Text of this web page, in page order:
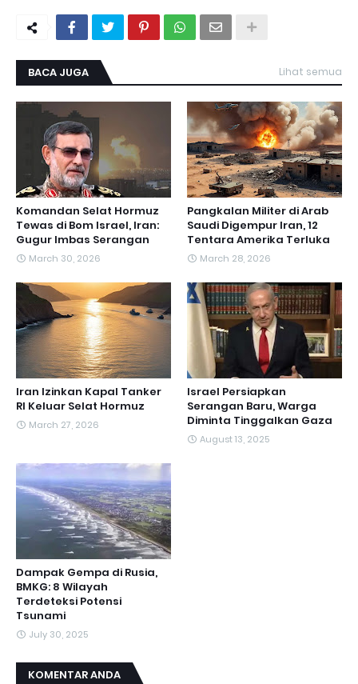
BACA JUGA Lihat semua
Komandan Selat Hormuz
Tewas di Bom Israel, Iran:
Gugur Imbas Serangan
March 30, 2026
Pangkalan Militer di Arab
Saudi Digempur Iran, 12
Tentara Amerika Terluka
March 28, 2026
Iran Izinkan Kapal Tanker
RI Keluar Selat Hormuz
March 27, 2026
Israel Persiapkan
Serangan Baru, Warga
Diminta Tinggalkan Gaza
August 13, 2025
Dampak Gempa di Rusia,
BMKG: 8 Wilayah
Terdeteksi Potensi
Tsunami
July 30, 2025
KOMENTAR ANDA